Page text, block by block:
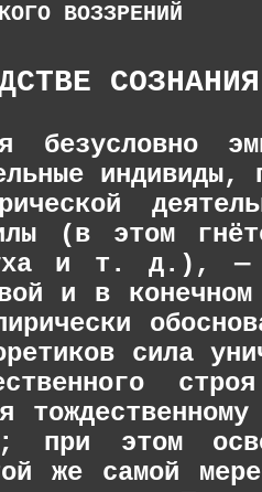
ВОЗЗРЕНИЙ
СОЗНАНИЯ
безусловно
индивиды,
(в этом
и т. д.), —
и в конечном
сила
при этом
же самой